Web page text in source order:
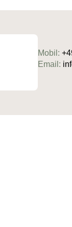
Mobil:
Email: